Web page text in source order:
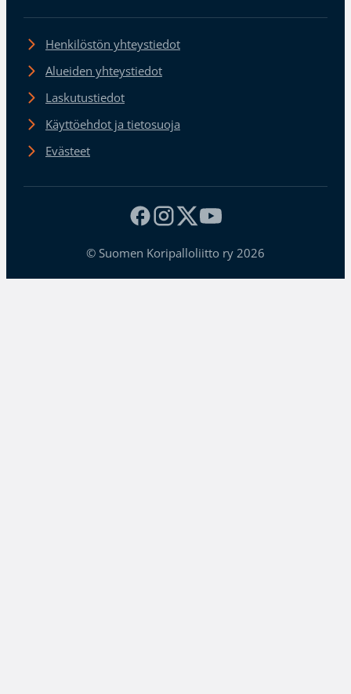
Henkilöstön yhteystiedot
Alueiden yhteystiedot
Laskutustiedot
Käyttöehdot ja tietosuoja
Evästeet
© Suomen Koripalloliitto ry 2026